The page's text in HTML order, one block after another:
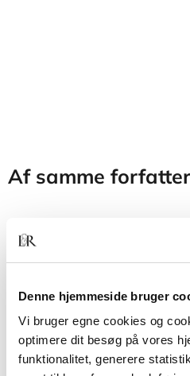
Denne hjemmeside bruger
Vi bruger egne cookies og
optimere dit besøg på vores
funktionalitet, generere
Af samme forfatter